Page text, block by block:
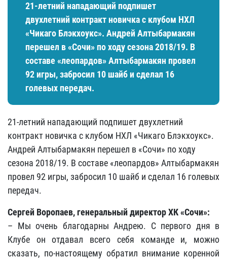
21-летний нападающий подпишет
двухлетний контракт новичка с клубом НХЛ
«Чикаго Блэкхоукс». Андрей Алтыбармакян
перешел в «Сочи» по ходу сезона 2018/19. В
составе «леопардов» Алтыбармакян провел
92 игры, забросил 10 шайб и сделал 16
голевых передач.
21-летний нападающий подпишет двухлетний
контракт новичка с клубом НХЛ «Чикаго Блэкхоукс».
Андрей Алтыбармакян перешел в «Сочи» по ходу
сезона 2018/19. В составе «леопардов» Алтыбармакян
провел 92 игры, забросил 10 шайб и сделал 16 голевых
передач.
Сергей Воропаев, генеральный директор ХК «Сочи»:
– Мы очень благодарны Андрею. С первого дня в
Клубе он отдавал всего себя команде и, можно
сказать, по-настоящему обратил внимание коренной